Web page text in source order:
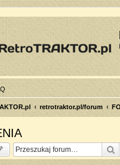
retrotraktor.pl/forum